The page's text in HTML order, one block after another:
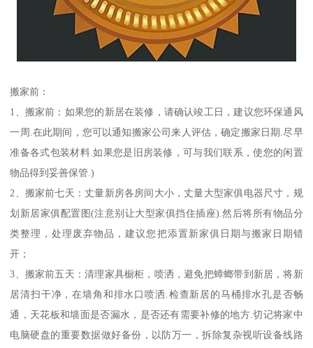
搬家前：
1、搬家前：如果您的新居在装修，请确认竣工日，建议您环保通风
一周.在此期间，您可以通知搬家公司来人评估，确定搬家日期.尽早
准备各式包装材料.如果您是旧房装修，可与我们联系，使您的闲置
物品得到妥善保管.)
2、搬家前七天：丈量新房各房间大小，丈量大型家俱电器尺寸，规
划新居家俱配置图(注意别让大型家俱挡住插座).然后将所有物品分
类整理，处理废弃物品，建议您把添置新家俱日期与搬家日期错
开；
3、搬家前五天：清理家具橱柜，喷洒，避免把蟑螂带到新居，将新
居清扫干净，在墙角和排水口喷洒.检查新居的马桶排水孔是否畅
通，天花板和墙面是否漏水，是否还有需要补修的地方.切记将家中
电脑硬盘的重要数据做好备份，以防万一，拆除复杂视听设备线路